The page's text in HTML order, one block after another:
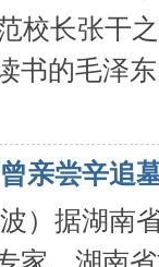
校长张干
书的毛泽
亲尝辛追
据湖南